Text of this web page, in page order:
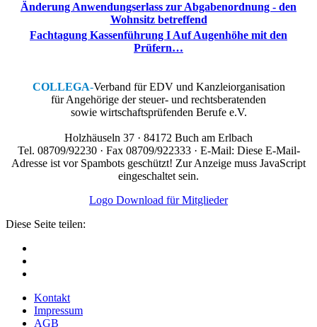
Änderung Anwendungserlass zur Abgabenordnung - den
Wohnsitz betreffend
Fachtagung Kassenführung I Auf Augenhöhe mit den
Prüfern…
COLLEGA-Verband für EDV und Kanzleiorganisation
für Angehörige der steuer- und rechtsberatenden
sowie wirtschaftsprüfenden Berufe e.V.
Holzhäuseln 37 · 84172 Buch am Erlbach
Tel. 08709/92230 · Fax 08709/922333 · E-Mail: Diese E-Mail-
Adresse ist vor Spambots geschützt! Zur Anzeige muss JavaScript
eingeschaltet sein.
Logo Download für Mitglieder
Diese Seite teilen:
Kontakt
Impressum
AGB